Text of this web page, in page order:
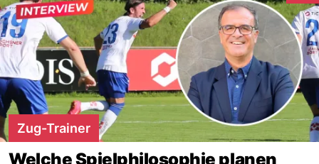
Zug-Trainer
Welche Spielphilosophie planen